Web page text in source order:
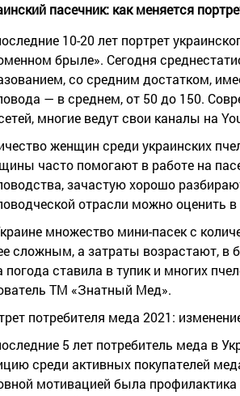
пасечник: как меняется
10-20 лет портрет
брыле». Сегодня
со средним достатком,
— в среднем, от 50 до 150.
многие ведут свои каналы на
женщин среди украинских
часто помогают в работе на
зачастую хорошо
отрасли можно оценить в
множество мини-пасек с
сложным, а затраты возрастают, в
погода ставила в тупик и многих
ТМ «Знатный Мед».
потребителя меда 2021:
5 лет потребитель меда в
среди активных покупателей
мотивацией была